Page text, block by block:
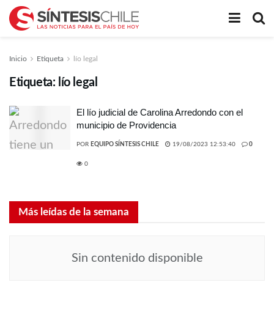
Inicio Etiqueta lío legal
Etiqueta: lío legal
El lío judicial de Carolina Arredondo con el
municipio de Providencia
POR EQUIPO SÍNTESIS CHILE 19/08/2023 12:53:40 0
0
Más leídas de la semana
Sin contenido disponible